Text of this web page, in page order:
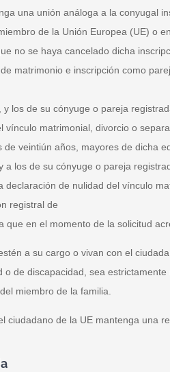
una unión análoga a la conyugal
de la Unión Europea (UE) o
no se haya cancelado dicha
matrimonio e inscripción como
y los de su cónyuge o pareja
vínculo matrimonial, divorcio o
veintiún años, mayores de dicha
a los de su cónyuge o pareja
declaración de nulidad del vínculo
registral de
que en el momento de la solicitud
a su cargo o vivan con el
o de discapacidad, sea
miembro de la familia.
ciudadano de la UE mantenga una